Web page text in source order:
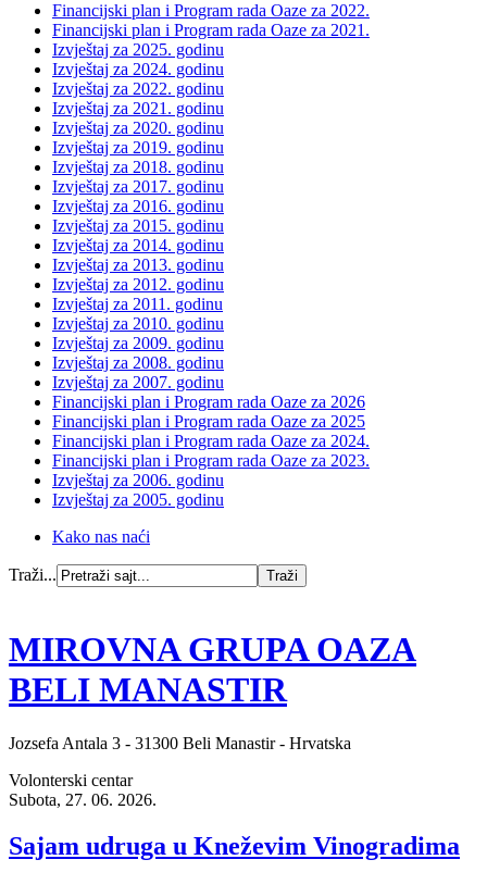
Financijski plan i Program rada Oaze za 2022.
Financijski plan i Program rada Oaze za 2021.
Izvještaj za 2025. godinu
Izvještaj za 2024. godinu
Izvještaj za 2022. godinu
Izvještaj za 2021. godinu
Izvještaj za 2020. godinu
Izvještaj za 2019. godinu
Izvještaj za 2018. godinu
Izvještaj za 2017. godinu
Izvještaj za 2016. godinu
Izvještaj za 2015. godinu
Izvještaj za 2014. godinu
Izvještaj za 2013. godinu
Izvještaj za 2012. godinu
Izvještaj za 2011. godinu
Izvještaj za 2010. godinu
Izvještaj za 2009. godinu
Izvještaj za 2008. godinu
Izvještaj za 2007. godinu
Financijski plan i Program rada Oaze za 2026
Financijski plan i Program rada Oaze za 2025
Financijski plan i Program rada Oaze za 2024.
Financijski plan i Program rada Oaze za 2023.
Izvještaj za 2006. godinu
Izvještaj za 2005. godinu
Kako nas naći
Traži...
MIROVNA GRUPA OAZA
BELI MANASTIR
Jozsefa Antala 3 - 31300 Beli Manastir - Hrvatska
Volonterski centar
Subota, 27. 06. 2026.
Sajam udruga u Kneževim Vinogradima